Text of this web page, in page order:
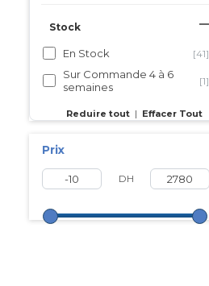
Stock
En Stock [41]
Sur Commande 4 à 6
semaines
[1]
Reduire tout | Effacer Tout
Prix
DH